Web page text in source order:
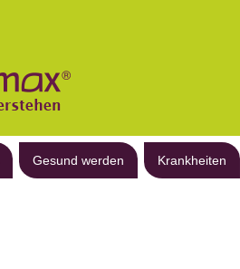
Gesund werden Krankheiten